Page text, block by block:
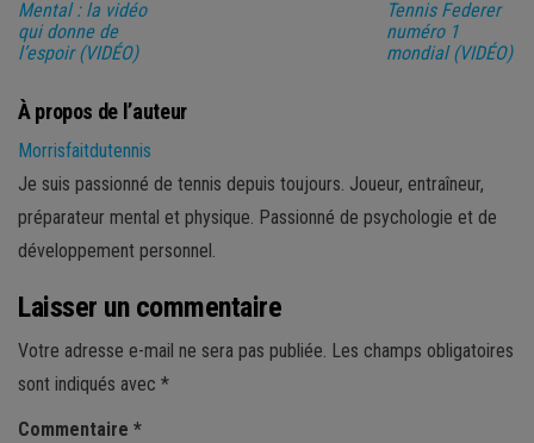
Mental : la vidéo
qui donne de
l’espoir (VIDÉO)
Tennis Federer
numéro 1
mondial (VIDÉO)
À propos de l’auteur
Morrisfaitdutennis
Je suis passionné de tennis depuis toujours. Joueur, entraîneur,
préparateur mental et physique. Passionné de psychologie et de
développement personnel.
Laisser un commentaire
Votre adresse e-mail ne sera pas publiée. Les champs obligatoires
sont indiqués avec *
Commentaire *